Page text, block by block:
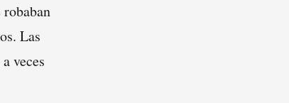
robaban
Las
veces